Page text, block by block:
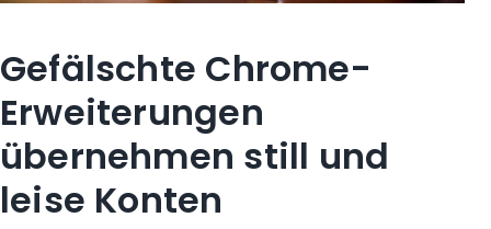
Gefälschte Chrome-
Erweiterungen
übernehmen still und
leise Konten